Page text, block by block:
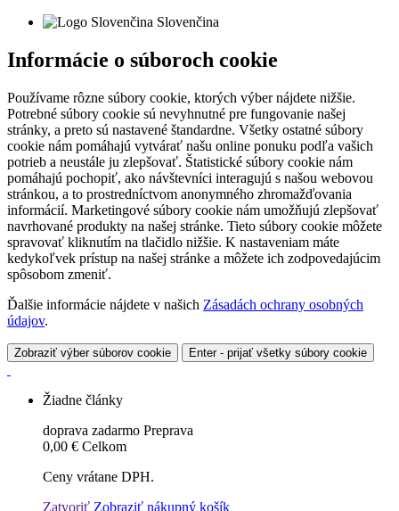
Slovenčina
Informácie o súboroch cookie
Používame rôzne súbory cookie, ktorých výber nájdete nižšie.
Potrebné súbory cookie sú nevyhnutné pre fungovanie našej
stránky, a preto sú nastavené štandardne. Všetky ostatné súbory
cookie nám pomáhajú vytvárať našu online ponuku podľa vašich
potrieb a neustále ju zlepšovať. Štatistické súbory cookie nám
pomáhajú pochopiť, ako návštevníci interagujú s našou webovou
stránkou, a to prostredníctvom anonymného zhromažďovania
informácií. Marketingové súbory cookie nám umožňujú zlepšovať
navrhované produkty na našej stránke. Tieto súbory cookie môžete
spravovať kliknutím na tlačidlo nižšie. K nastaveniam máte
kedykoľvek prístup na našej stránke a môžete ich zodpovedajúcim
spôsobom zmeniť.
Ďalšie informácie nájdete v našich Zásadách ochrany osobných
údajov.
Zobraziť výber súborov cookie Enter - prijať všetky súbory cookie
Žiadne články
doprava zadarmo Preprava
0,00 € Celkom
Ceny vrátane DPH.
Zatvoriť Zobraziť nákupný košík